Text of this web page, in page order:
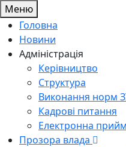
Меню
Головна
Новини
Адміністрація
Керівництво
Структура
Виконання норм
Кадрові питання
Електронна
Прозора влада